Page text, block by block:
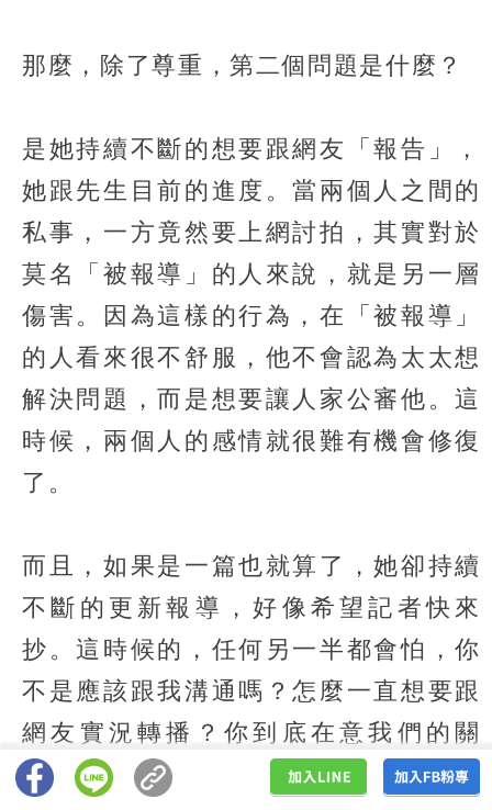
那麼，除了尊重，第二個問題是什麼？
是她持續不斷的想要跟網友「報告」，
她跟先生目前的進度。當兩個人之間的
私事，一方竟然要上網討拍，其實對於
莫名「被報導」的人來說，就是另一層
傷害。因為這樣的行為，在「被報導」
的人看來很不舒服，他不會認為太太想
解決問題，而是想要讓人家公審他。這
時候，兩個人的感情就很難有機會修復
了。
而且，如果是一篇也就算了，她卻持續
不斷的更新報導，好像希望記者快來
抄。這時候的，任何另一半都會怕，你
不是應該跟我溝通嗎？怎麼一直想要跟
網友實況轉播？你到底在意我們的關
係，還是在意你自己的對錯？更何況，